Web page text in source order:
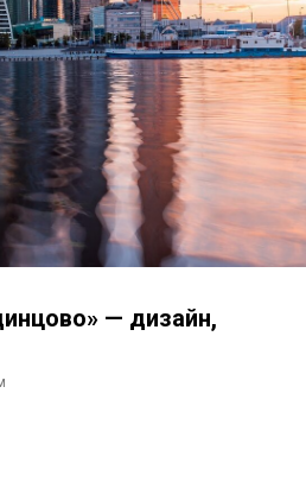
— дизайн,